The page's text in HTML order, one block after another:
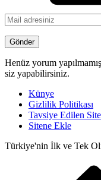
Henüz yorum
siz yapabilirsiniz.
Künye
Gizlilik Politikası
Tavsiye Edilen
Sitene Ekle
Türkiye'nin İlk ve Tek